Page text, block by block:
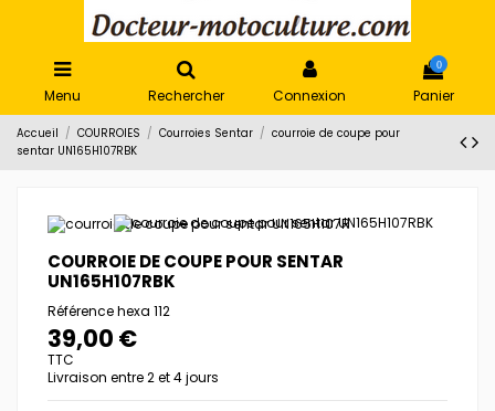
Menu Rechercher Connexion
0
Panier
Accueil COURROIES Courroies Sentar
courroie de coupe pour
sentar UN165H107RBK
COURROIE DE COUPE POUR SENTAR
UN165H107RBK
Référencehexa 112
39,00 €
TTC
Livraison entre 2 et 4 jours